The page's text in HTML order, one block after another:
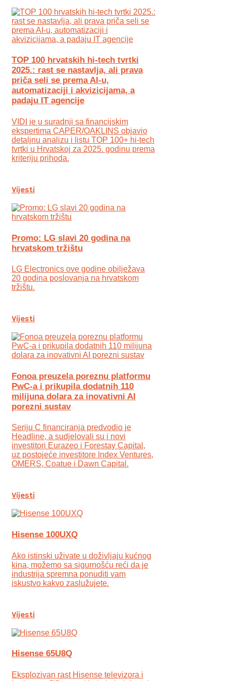
TOP 100 hrvatskih hi-tech tvrtki
2025.: rast se nastavlja, ali prava
priča seli se prema AI-u,
automatizaciji i akvizicijama, a
padaju IT agencije
VIDI je u suradnji sa financijskim
ekspertima CAPER/OAKLINS objavio
detaljnu analizu i listu TOP 100+ hi-tech
tvrtki u Hrvatskoj za 2025. godinu prema
kriteriju prihoda.
Vijesti
Promo: LG slavi 20 godina na
hrvatskom tržištu
LG Electronics ove godine obilježava
20 godina poslovanja na hrvatskom
tržištu.
Vijesti
Fonoa preuzela poreznu platformu
PwC-a i prikupila dodatnih 110
milijuna dolara za inovativni AI
porezni sustav
Seriju C financiranja predvodio je
Headline, a sudjelovali su i novi
investitori Eurazeo i Forestay Capital,
uz postojeće investitore Index Ventures,
OMERS, Coatue i Dawn Capital.
Vijesti
Hisense 100UXQ
Ako istinski uživate u doživljaju kućnog
kina, možemo sa sigurnošću reći da je
industrija spremna ponuditi vam
iskustvo kakvo zaslužujete.
Vijesti
Hisense 65U8Q
Eksplozivan rast Hisense televizora i